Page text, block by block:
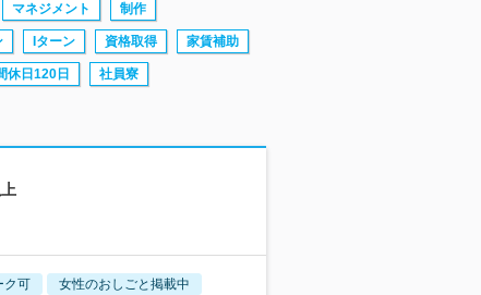
マネジメント 制作
Iターン 資格取得 家賃補助
休日120日 社員寮
ク可 女性のおしごと掲載中